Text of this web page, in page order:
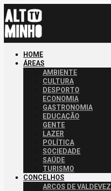
HOME
ÁREAS
AMBIENTE
CULTURA
DESPORTO
ECONOMIA
GASTRONOMIA
EDUCAÇÃO
GENTE
LAZER
POLÍTICA
SOCIEDADE
SAÚDE
TURISMO
CONCELHOS
ARCOS DE VALDEVEZ